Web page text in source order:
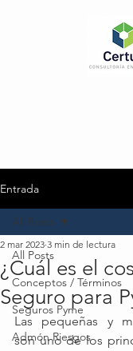
Entrada
All Posts
Conceptos / Términos
Seguros Pyme
Admón Riesgos
All Posts
¿Cuál es el
Seguro para
2 mar 2023 3 min de lectura
Las pequeñas y
son uno de los